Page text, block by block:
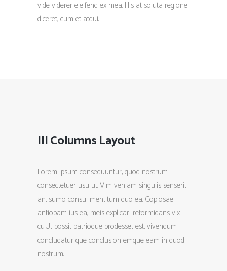
vide viderer eleifend ex mea. His at soluta regione
diceret, cum et atqui.
III Columns Layout
Lorem ipsum consequuntur, quod nostrum
consectetuer usu ut. Vim veniam singulis senserit
an, sumo consul mentitum duo ea. Copiosae
antiopam ius ea, meis explicari reformidans vix
cu.Ut possit patrioque prodesset est, vivendum
concludatur que conclusion emque eam in quod
nostrum.